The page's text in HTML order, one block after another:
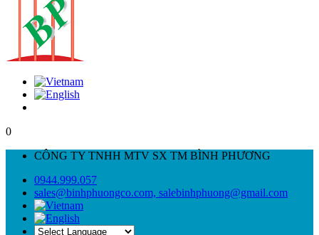
0
CÔNG TY TNHH MTV SX TM BÌNH PHƯƠNG
0944.999.057
sales@binhphuongco.com, salebinhphuong@gmail.com